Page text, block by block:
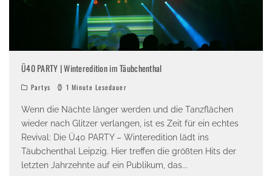
Ü40 PARTY | Winteredition im Täubchenthal
Partys 1 Minute Lesedauer
Wenn die Nächte länger werden und die Tanzflächen
wieder nach Glitzer verlangen, ist es Zeit für ein echtes
Revival: Die Ü40 PARTY – Winteredition lädt ins
Täubchenthal Leipzig. Hier treffen die größten Hits der
letzten Jahrzehnte auf ein Publikum, das...